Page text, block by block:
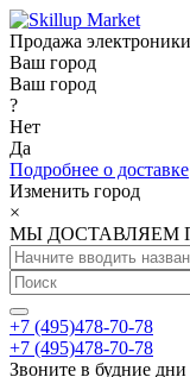
Продажа
Ваш город
Ваш город
?
Нет
Да
Подробнее о доставке
Изменить город
×
МЫ ДОСТАВЛЯЕМ
+7 (495)478-70-78
+7 (495)478-70-78
Звоните в будние